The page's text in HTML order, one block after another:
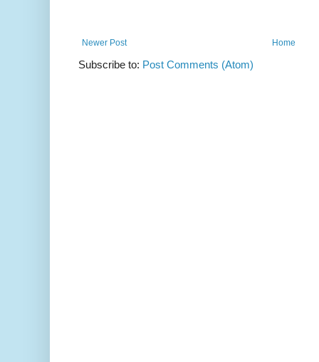
Newer Post Home
Subscribe to: Post Comments (Atom)